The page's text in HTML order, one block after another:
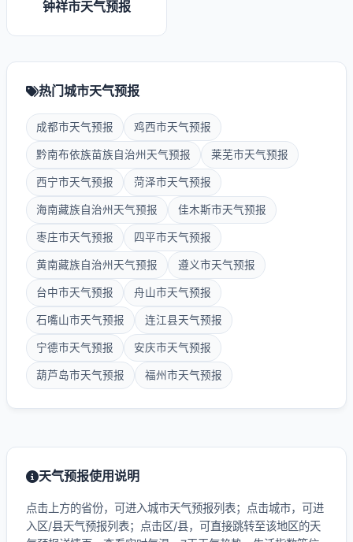
钟祥市天气预报
热门城市天气预报
成都市天气预报 鸡西市天气预报
黔南布依族苗族自治州天气预报 莱芜市天气预报
西宁市天气预报 菏泽市天气预报
海南藏族自治州天气预报 佳木斯市天气预报
枣庄市天气预报 四平市天气预报
黄南藏族自治州天气预报 遵义市天气预报
台中市天气预报 舟山市天气预报
石嘴山市天气预报 连江县天气预报
宁德市天气预报 安庆市天气预报
葫芦岛市天气预报 福州市天气预报
天气预报使用说明
点击上方的省份，可进入城市天气预报列表；点击城市，可进
入区/县天气预报列表；点击区/县，可直接跳转至该地区的天